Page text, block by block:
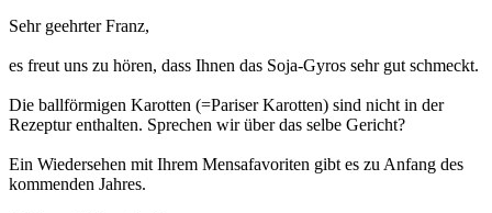
Sehr geehrter Franz,
es freut uns zu hören, dass Ihnen das Soja-Gyros sehr gut schmeckt.
Die ballförmigen Karotten (=Pariser Karotten) sind nicht in der
Rezeptur enthalten. Sprechen wir über das selbe Gericht?
Ein Wiedersehen mit Ihrem Mensafavoriten gibt es zu Anfang des
kommenden Jahres.